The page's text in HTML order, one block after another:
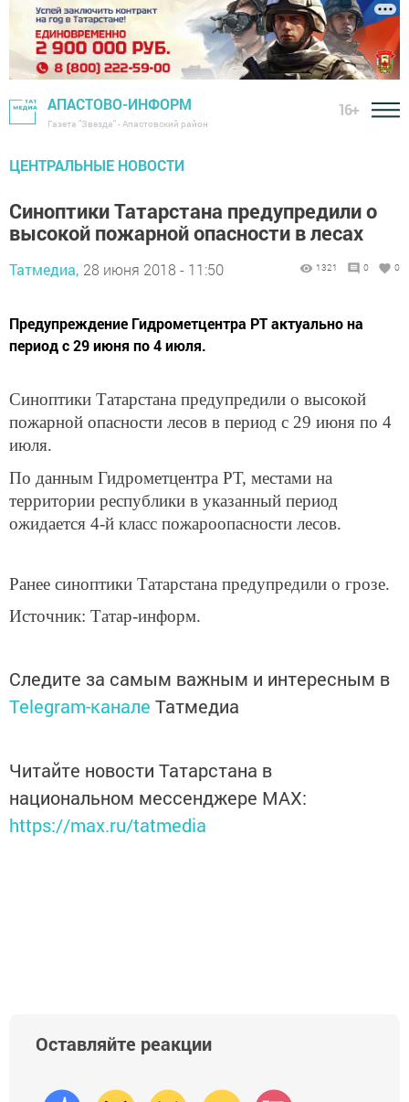
АПАСТОВО-ИНФОРМ
Газета "Звезда" - Апастовский район
16+
ЦЕНТРАЛЬНЫЕ НОВОСТИ
Синоптики Татарстана предупредили о
высокой пожарной опасности в лесах
Татмедиа, 28 июня 2018 - 11:50 1321 0 0
Предупреждение Гидрометцентра РТ актуально на
период с 29 июня по 4 июля.
Синоптики Татарстана предупредили о высокой
пожарной опасности лесов в период с 29 июня по 4
июля.
По данным Гидрометцентра РТ, местами на
территории республики в указанный период
ожидается 4-й класс пожароопасности лесов.
Ранее синоптики Татарстана предупредили о грозе.
Источник: Татар-информ.
Следите за самым важным и интересным в
Telegram-канале Татмедиа
Читайте новости Татарстана в
национальном мессенджере MАХ:
https://max.ru/tatmedia
Оставляйте реакции